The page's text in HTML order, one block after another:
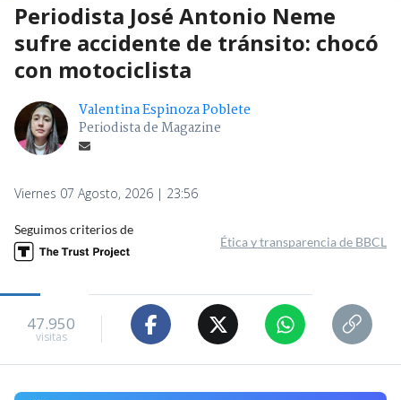
Periodista José Antonio Neme
sufre accidente de tránsito: chocó
con motociclista
Valentina Espinoza Poblete
Periodista de Magazine
Viernes 07 Agosto, 2026 | 23:56
Seguimos criterios de
Ética y transparencia de BBCL
47.950
visitas